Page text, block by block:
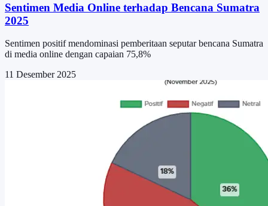
Sentimen Media Online terhadap Bencana Sumatra
2025
Sentimen positif mendominasi pemberitaan seputar bencana Sumatra
di media online dengan capaian 75,8%
11 Desember 2025